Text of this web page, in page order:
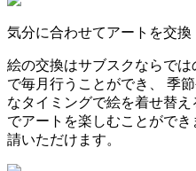
気分に合わせてアートを交換
絵の交換はサブスクならで
で毎月行うことができ、 季
なタイミングで絵を着せ替
でアートを楽しむことがで
請いただけます。